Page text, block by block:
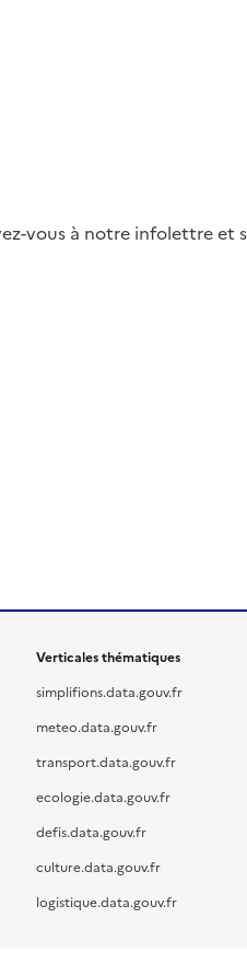
vous à notre infolettre et
Verticales thématiques
simplifions.data.gouv.fr
meteo.data.gouv.fr
transport.data.gouv.fr
ecologie.data.gouv.fr
defis.data.gouv.fr
culture.data.gouv.fr
logistique.data.gouv.fr